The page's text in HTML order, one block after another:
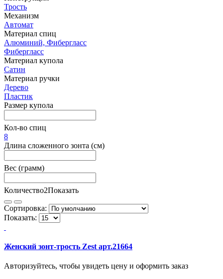
Трость
Механизм
Автомат
Материал спиц
Алюминий, Фибергласс
Фибергласс
Материал купола
Сатин
Материал ручки
Дерево
Пластик
Размер купола
Кол-во спиц
8
Длина сложенного зонта (см)
Вес (грамм)
Количество2Показать
Сортировка:
Показать:
Женский зонт-трость Zest арт.21664
Авторизуйтесь, чтобы увидеть цену и оформить заказ